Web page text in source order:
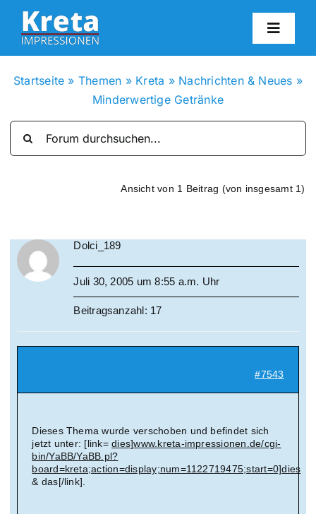
Zum
Inhalt
springen
Suche
Startseite » Themen » Kreta » Nachrichten & Neues »
Minderwertige Getränke
Ansicht von 1 Beitrag (von insgesamt 1)
Dolci_189
Juli 30, 2005 um 8:55 a.m. Uhr
Beitragsanzahl: 17
#7543
Dieses Thema wurde verschoben und befindet sich
jetzt unter: [link=dies]www.kreta-impressionen.de/cgi-
bin/YaBB/YaBB.pl?
board=kreta;action=display;num=1122719475;start=0]dies
& das[/link].